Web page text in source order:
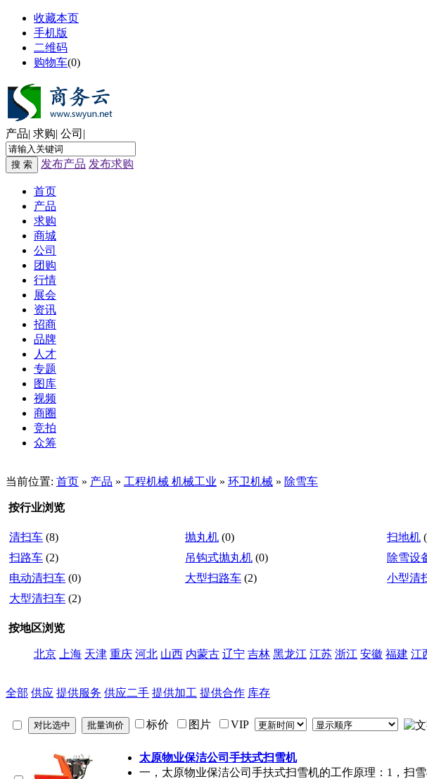
收藏本页
手机版
二维码
购物车(0)
产品| 求购| 公司 |
搜 索 发布产品 发布求购
首页
产品
求购
商城
公司
团购
行情
展会
资讯
招商
品牌
人才
专题
图库
视频
商圈
竞拍
众筹
当前位置: 首页 » 产品 » 工程机械 机械工业 » 环卫机械 » 除雪车
按行业浏览
清扫车 (8) 抛丸机 (0) 扫地机
扫路车 (2) 吊钩式抛丸机 (0) 除雪设
电动清扫车 (0) 大型扫路车 (2) 小型清
大型清扫车 (2)
按地区浏览
北京 上海 天津 重庆 河北 山西 内蒙古 辽宁 吉林 黑龙江 江苏 浙江 安徽 福建 江
全部 供应 提供服务 供应二手 提供加工 提供合作 库存
标价 图片 VIP
太原物业保洁公司手扶式扫雪机
一，太原物业保洁公司手扶式扫雪机的工作原理：1，扫